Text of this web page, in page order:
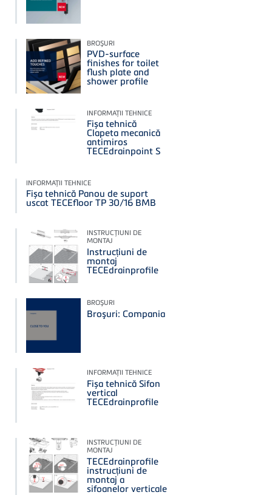
BROŞURI
PVD-surface
finishes for toilet
flush plate and
shower profile
INFORMAŢII TEHNICE
Fișa tehnică
Clapeta mecanică
antimiros
TECEdrainpoint S
INFORMAŢII TEHNICE
Fișa tehnică Panou de suport
uscat TECEfloor TP 30/16 BMB
INSTRUCŢIUNI DE
MONTAJ
Instrucțiuni de
montaj
TECEdrainprofile
BROŞURI
Broşuri: Compania
INFORMAŢII TEHNICE
Fișa tehnică Sifon
vertical
TECEdrainprofile
INSTRUCŢIUNI DE
MONTAJ
TECEdrainprofile
instrucțiuni de
montaj a
sifoanelor verticale